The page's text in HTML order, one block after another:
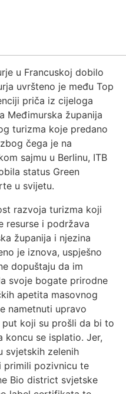
u Francuskoj dobilo
uvršteno je među Top
priča iz cijeloga
Međimurska županija
turizma koje predano
čega je na
sajmu u Berlinu, ITB
status Green
u svijetu.
razvoja turizma koji
resurse i podržava
županija i njezina
je iznova, uspješno
dopuštaju da im
svoje bogate prirodne
apetita masovnog
nametnuti upravo
koji su prošli da bi to
koncu se isplatio. Jer,
svjetskih zelenih
primili pozivnicu te
Bio district svjetske